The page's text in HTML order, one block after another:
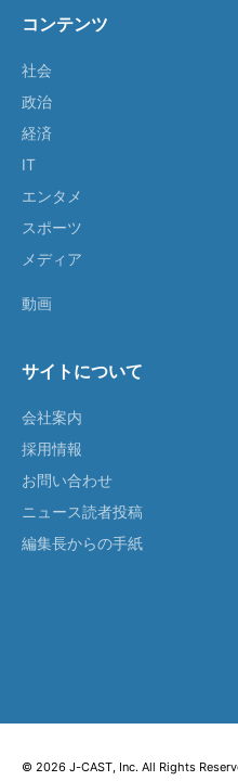
コンテンツ
社会
政治
経済
IT
エンタメ
スポーツ
メディア
動画
サイトについて
会社案内
採用情報
お問い合わせ
ニュース読者投稿
編集長からの手紙
© 2026 J-CAST, Inc. All Rights